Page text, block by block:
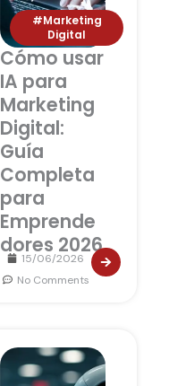
#Marketing
Digital
Cómo usar
IA para
Marketing
Digital:
Guía
Completa
para
Emprende
dores 2026
15/06/2026
No Comments